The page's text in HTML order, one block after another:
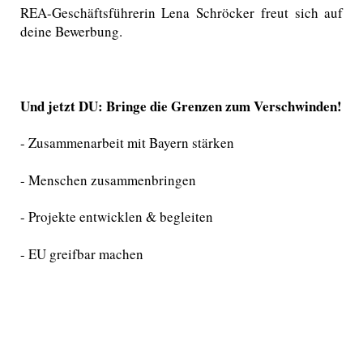
REA-Geschäftsführerin Lena Schröcker freut sich auf
deine Bewerbung.
Und jetzt DU: Bringe die Grenzen zum Verschwinden!
- Zusammenarbeit mit Bayern stärken
- Menschen zusammenbringen
- Projekte entwicklen & begleiten
- EU greifbar machen